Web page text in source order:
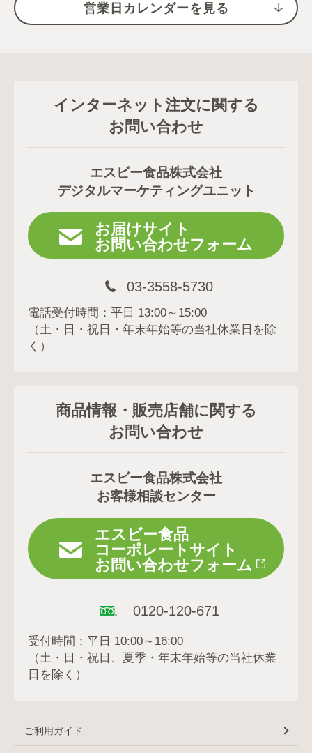
営業日カレンダーを見る
インターネット注文に関する
お問い合わせ
エスビー食品株式会社
デジタルマーケティングユニット
お届けサイト
お問い合わせフォーム
03-3558-5730
電話受付時間：平日 13:00～15:00
（土・日・祝日・年末年始等の当社休業日を除
く）
商品情報・販売店舗に関する
お問い合わせ
エスビー食品株式会社
お客様相談センター
エスビー食品
コーポレートサイト
お問い合わせフォーム
0120-120-671
受付時間：平日 10:00～16:00
（土・日・祝日、夏季・年末年始等の当社休業
日を除く）
ご利用ガイド